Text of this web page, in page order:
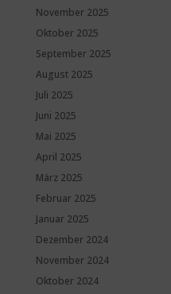
November 2025
Oktober 2025
September 2025
August 2025
Juli 2025
Juni 2025
Mai 2025
April 2025
März 2025
Februar 2025
Januar 2025
Dezember 2024
November 2024
Oktober 2024